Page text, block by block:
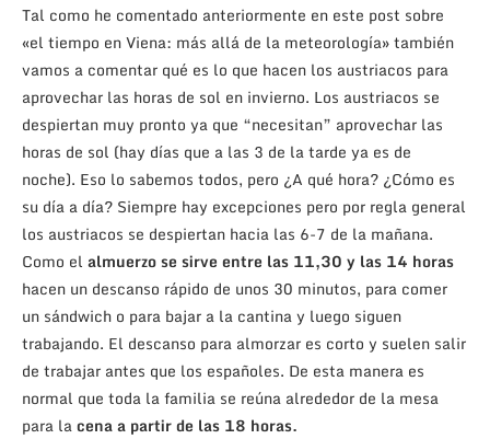
Tal como he comentado anteriormente en este post sobre
«el tiempo en Viena: más allá de la meteorología» también
vamos a comentar qué es lo que hacen los austriacos para
aprovechar las horas de sol en invierno. Los austriacos se
despiertan muy pronto ya que “necesitan” aprovechar las
horas de sol (hay días que a las 3 de la tarde ya es de
noche). Eso lo sabemos todos, pero ¿A qué hora? ¿Cómo es
su día a día? Siempre hay excepciones pero por regla general
los austriacos se despiertan hacia las 6-7 de la mañana.
Como el almuerzo se sirve entre las 11,30 y las 14 horas
hacen un descanso rápido de unos 30 minutos, para comer
un sándwich o para bajar a la cantina y luego siguen
trabajando. El descanso para almorzar es corto y suelen salir
de trabajar antes que los españoles. De esta manera es
normal que toda la familia se reúna alrededor de la mesa
para lacena a partir de las 18 horas.